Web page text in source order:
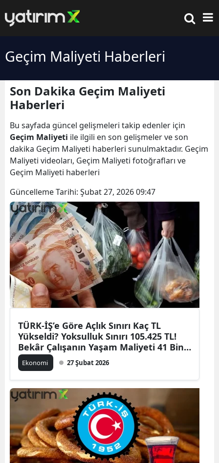
Geçim Maliyeti Haberleri
Son Dakika Geçim Maliyeti
Haberleri
Bu sayfada güncel gelişmeleri takip edenler için
Geçim Maliyeti ile ilgili en son gelişmeler ve son
dakika Geçim Maliyeti haberleri sunulmaktadır. Geçim
Maliyeti videoları, Geçim Maliyeti fotoğrafları ve
Geçim Maliyeti haberleri
Güncelleme Tarihi: Şubat 27, 2026 09:47
TÜRK-İŞ’e Göre Açlık Sınırı Kaç TL
Yükseldi? Yoksulluk Sınırı 105.425 TL!
Bekâr Çalışanın Yaşam Maliyeti 41 Bin
TL’yi Geçti
Ekonomi 27 Şubat 2026